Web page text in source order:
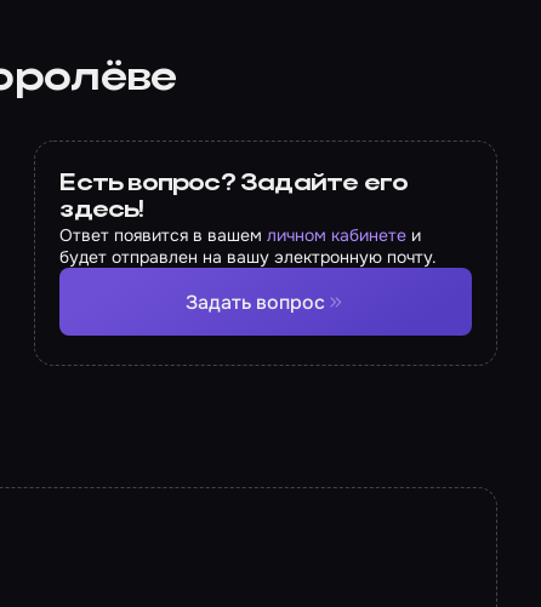
Есть вопрос? Задайте его
здесь!
Ответ появится в вашемличном кабинете и
будет отправлен на вашу электронную почту.
Задать вопрос